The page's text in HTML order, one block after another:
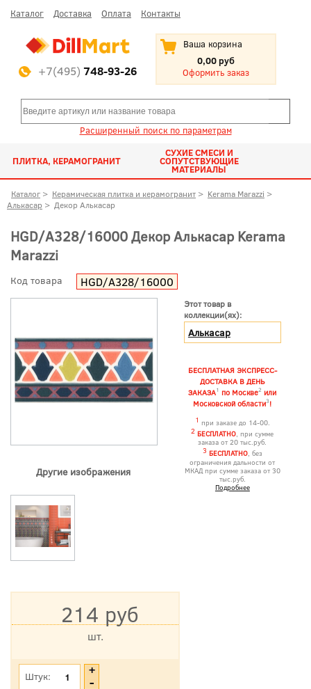
Каталог Доставка Оплата Контакты
+7(495) 748-93-26
Ваша корзина
0,00 руб
Оформить заказ
Расширенный поиск по параметрам
ПЛИТКА, КЕРАМОГРАНИТ
СУХИЕ СМЕСИ И
СОПУТСТВУЮЩИЕ
МАТЕРИАЛЫ
Каталог > Керамическая плитка и керамогранит > Kerama Marazzi >
Алькасар > Декор Алькасар
HGD/A328/16000 Декор Алькасар Kerama
Marazzi
Код товара HGD/A328/16000
Другие изображения
Этот товар в
коллекции(ях):
Алькасар
БЕСПЛАТНАЯ ЭКСПРЕСС-
ДОСТАВКА В ДЕНЬ
ЗАКАЗА1 по Москве2 или
Московской области3!
1 при заказе до 14-00.
2 БЕСПЛАТНО, при сумме
заказа от 20 тыс.руб.
3 БЕСПЛАТНО, без
ограничения дальности от
МКАД при сумме заказа от 30
тыс.руб.
Подробнее
214 руб
шт.
Штук: